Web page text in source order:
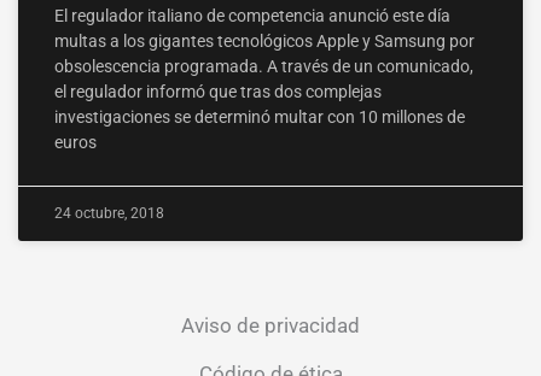
El regulador italiano de competencia anunció este día
multas a los gigantes tecnológicos Apple y Samsung por
obsolescencia programada. A través de un comunicado,
el regulador informó que tras dos complejas
investigaciones se determinó multar con 10 millones de
euros
24 octubre, 2018
Aviso de privacidad